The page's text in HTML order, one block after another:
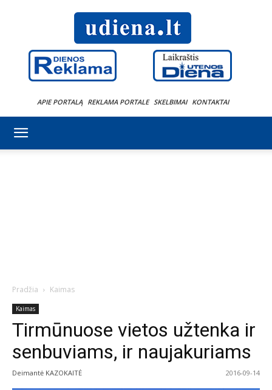
APIE PORTALĄ REKLAMA PORTALE SKELBIMAI KONTAKTAI
Pradžia Kaimas
Kaimas
Tirmūnuose vietos užtenka ir
senbuviams, ir naujakuriams
Deimantė KAZOKAITĖ 2016-09-14